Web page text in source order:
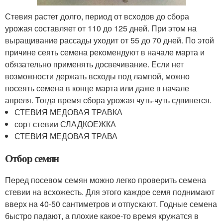
Стевия растет долго, период от всходов до сбора
урожая составляет от 110 до 125 дней. При этом на
выращивание рассады уходит от 55 до 70 дней. По этой
причине сеять семена рекомендуют в начале марта и
обязательно применять досвечивание. Если нет
возможности держать всходы под лампой, можно
посеять семена в конце марта или даже в начале
апреля. Тогда время сбора урожая чуть-чуть сдвинется.
СТЕВИЯ МЕДОВАЯ ТРАВКА
сорт стевии СЛАДКОЕЖКА
СТЕВИЯ МЕДОВАЯ ТРАВА
Отбор семян
Перед посевом семян можно легко проверить семена
стевии на всхожесть. Для этого каждое семя поднимают
вверх на 40-50 сантиметров и отпускают. Годные семена
быстро падают, а плохие какое-то время кружатся в